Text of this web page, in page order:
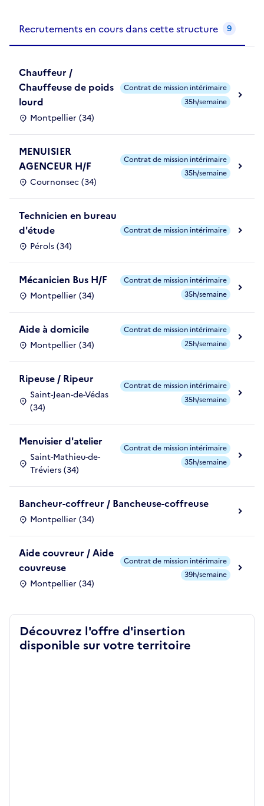
Recrutements en cours dans cette structure 9
Chauffeur /
Chauffeuse de poids
lourd
Montpellier (34)
Contrat de mission intérimaire
35h/semaine
MENUISIER
AGENCEUR H/F
Cournonsec (34)
Contrat de mission intérimaire
35h/semaine
Technicien en bureau
d'étude
Pérols (34)
Contrat de mission intérimaire
Mécanicien Bus H/F
Montpellier (34)
Contrat de mission intérimaire
35h/semaine
Aide à domicile
Montpellier (34)
Contrat de mission intérimaire
25h/semaine
Ripeuse / Ripeur
Saint-Jean-de-Védas
(34)
Contrat de mission intérimaire
35h/semaine
Menuisier d'atelier
Saint-Mathieu-de-
Tréviers (34)
Contrat de mission intérimaire
35h/semaine
Bancheur-coffreur / Bancheuse-coffreuse
Montpellier (34)
Aide couvreur / Aide
couvreuse
Montpellier (34)
Contrat de mission intérimaire
39h/semaine
Découvrez l'offre d'insertion
disponible sur votre territoire